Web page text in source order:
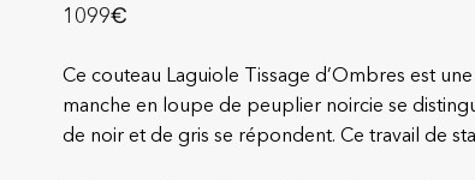
1099€
Ce couteau Laguiole Tissage d’Ombres est
manche en loupe de peuplier noircie se
de noir et de gris se répondent. Ce travail de